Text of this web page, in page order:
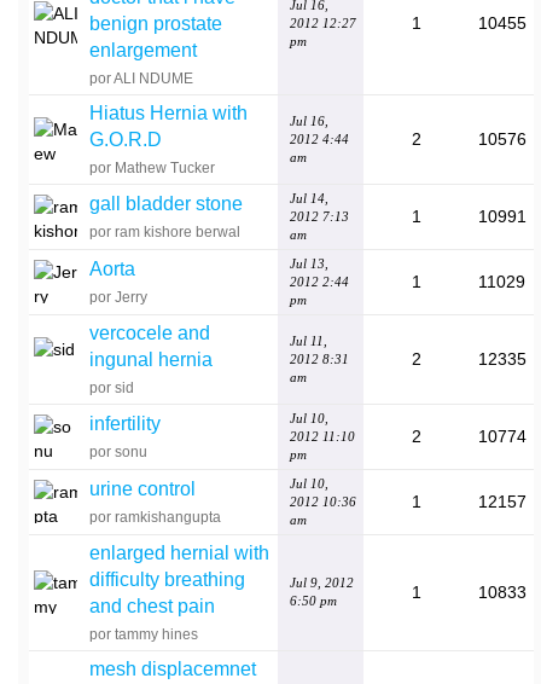
benign prostate
enlargement
por ALI NDUME
Jul 16,
2012 12:27
pm
1 10455
Hiatus Hernia with
G.O.R.D
por Mathew Tucker
Jul 16,
2012 4:44
am
2 10576
gall bladder stone
por ram kishore berwal
Jul 14,
2012 7:13
am
1 10991
Aorta
por Jerry
Jul 13,
2012 2:44
pm
1 11029
vercocele and
ingunal hernia
por sid
Jul 11,
2012 8:31
am
2 12335
infertility
por sonu
Jul 10,
2012 11:10
pm
2 10774
urine control
por ramkishangupta
Jul 10,
2012 10:36
am
1 12157
enlarged hernial with
difficulty breathing
and chest pain
por tammy hines
Jul 9, 2012
6:50 pm
1 10833
mesh displacemnet